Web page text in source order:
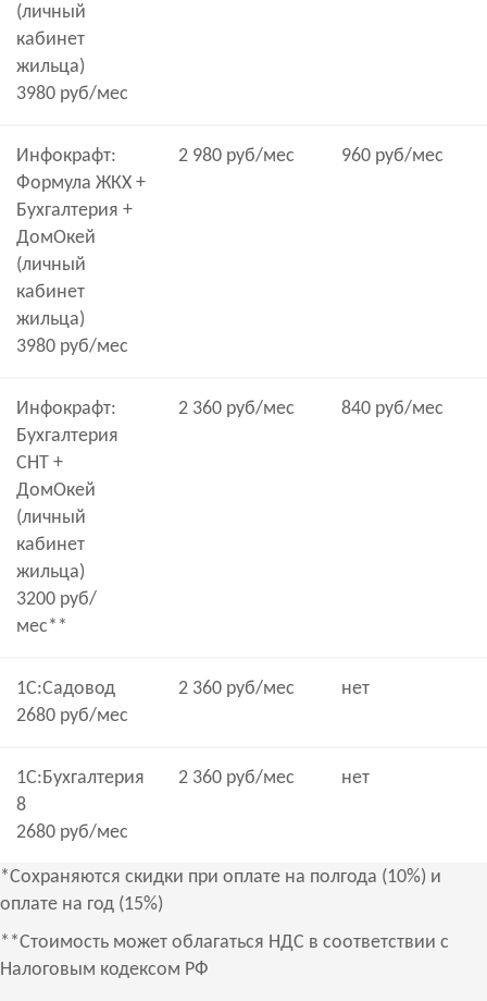
(личный
кабинет
жильца)
3980 руб/мес
Инфокрафт:
Формула ЖКХ +
Бухгалтерия +
ДомОкей
(личный
кабинет
жильца)
3980 руб/мес
2 980 руб/мес 960 руб/мес
Инфокрафт:
Бухгалтерия
СНТ +
ДомОкей
(личный
кабинет
жильца)
3200 руб/
мес**
2 360 руб/мес 840 руб/мес
1С:Садовод
2680 руб/мес
2 360 руб/мес нет
1С:Бухгалтерия
8
2680 руб/мес
2 360 руб/мес нет
*Сохраняются скидки при оплате на полгода (10%) и
оплате на год (15%)
**Стоимость может облагаться НДС в соответствии с
Налоговым кодексом РФ